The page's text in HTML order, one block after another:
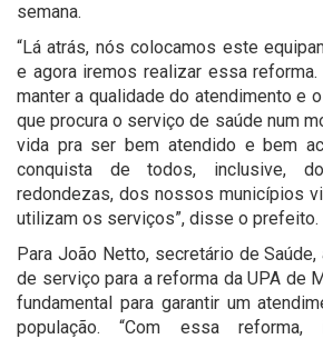
semana.
“Lá atrás, nós colocamos este
e agora iremos realizar essa
manter a qualidade do atendimento e
que procura o serviço de saúde num
vida pra ser bem atendido e bem
conquista de todos, inclusive,
redondezas, dos nossos municípios
utilizam os serviços”, disse o prefeito.
Para João Netto, secretário de
de serviço para a reforma da UPA de
fundamental para garantir um
população. “Com essa